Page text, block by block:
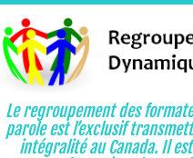
Le regroupement des
parole est l’exclusif
intégralité au Canada. Il